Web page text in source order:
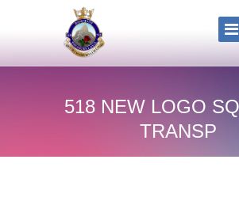
518 NEW LOGO
TRANSP